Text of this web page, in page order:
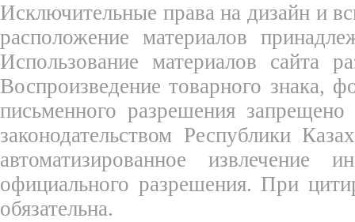
Исключительные права на дизайн и
расположение материалов
Использование материалов сайта
Воспроизведение товарного знака,
письменного разрешения
законодательством Республики
автоматизированное
официального разрешения. При
обязательна.